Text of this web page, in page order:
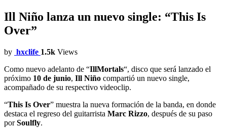
Ill Niño lanza un nuevo single: “This Is
Over”
by hxclife 1.5k Views
Como nuevo adelanto de “IllMortals“, disco que será lanzado el
próximo 10 de junio, Ill Niño compartió un nuevo single,
acompañado de su respectivo videoclip.
“This Is Over” muestra la nueva formación de la banda, en donde
destaca el regreso del guitarrista Marc Rizzo, después de su paso
porSoulfly.